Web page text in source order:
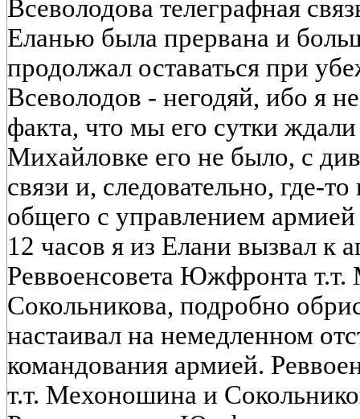
Всеволодова телеграфная
Еланью была прервана и
продолжал оставаться при
Всеволодов - негодяй, ибо я
факта, что мы его сутки
Михайловке его не было, с
связи и, следовательно, где-
общего с управлением
12 часов я из Елани вызвал к
Реввоенсовета Южфронта
Сокольникова, подробно
настаивал на немедленном
командования армией.
т.т. Мехоношина и